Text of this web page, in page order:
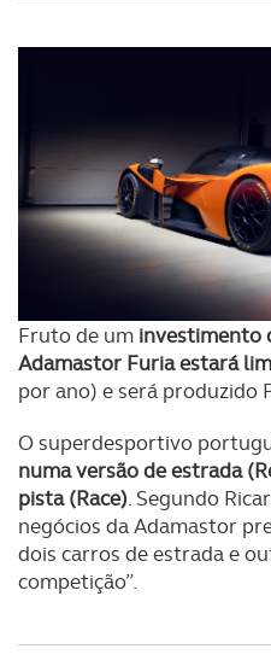
Fruto de um investimento
Adamastor Furia estará
por ano) e será produzido
O superdesportivo
numa versão de estrada
pista (Race). Segundo
negócios da Adamastor
dois carros de estrada e
competição”.